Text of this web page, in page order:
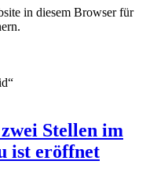
in diesem Browser für
Stellen im
ist eröffnet